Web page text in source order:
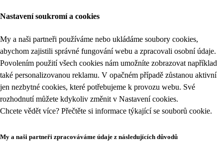
Nastavení soukromí a cookies
My a naši partneři používáme nebo ukládáme soubory cookies,
abychom zajistili správné fungování webu a zpracovali osobní údaje.
Povolením použití všech cookies nám umožníte zobrazovat například
také personalizovanou reklamu. V opačném případě zůstanou aktivní
jen nezbytné cookies, které potřebujeme k provozu webu. Své
rozhodnutí můžete kdykoliv změnit v Nastavení cookies.
Chcete vědět více? Přečtěte si informace týkající se souborů cookie.
My a naši partneři zpracováváme údaje z následujících důvodů